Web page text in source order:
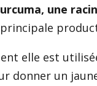
une
principale
elle est
donner un